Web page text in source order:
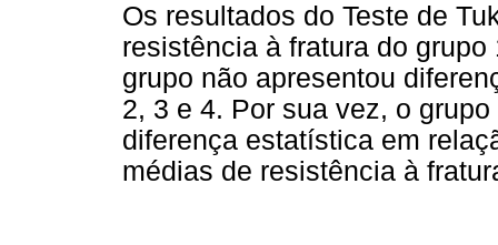
Os resultados do Teste de
resistência à fratura do
grupo não apresentou
2, 3 e 4. Por sua vez, o
diferença estatística em
médias de resistência à